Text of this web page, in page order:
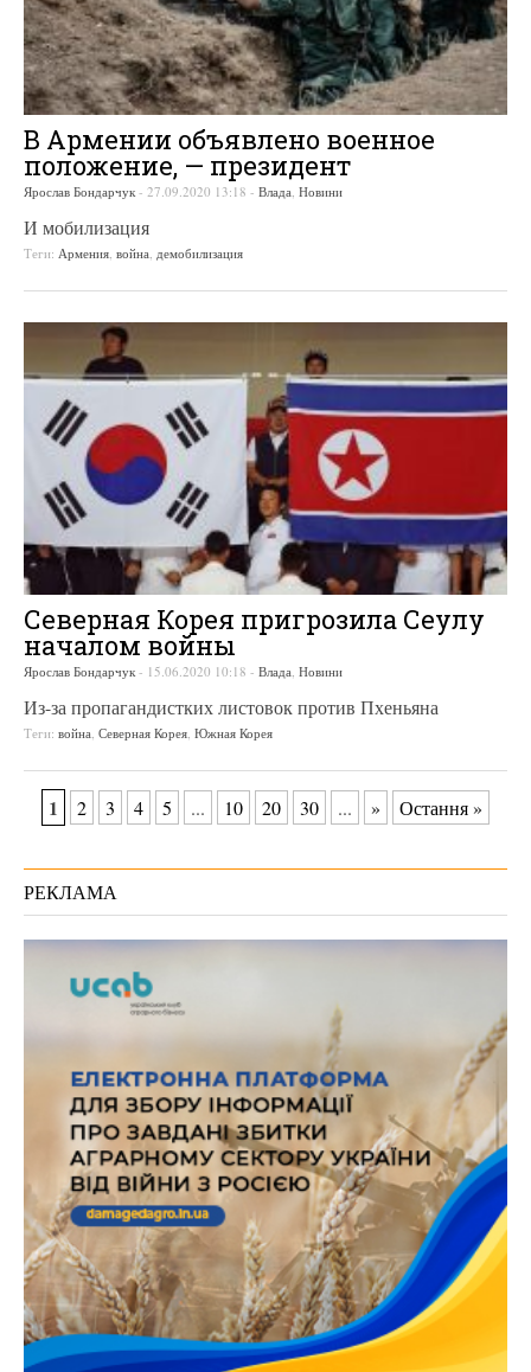
В Армении объявлено военное
положение, — президент
Ярослав Бондарчук - 27.09.2020 13:18 - Влада Новини
И мобилизация
Теги: Армения война демобилизация
Северная Корея пригрозила Сеулу
началом войны
Ярослав Бондарчук - 15.06.2020 10:18 - Влада, Новини
Из-за пропагандистких листовок против Пхеньяна
Теги: война, Северная Корея, Южная Корея
1 2 3 4 5 ... 10 20 30 ... » Остання »
РЕКЛАМА